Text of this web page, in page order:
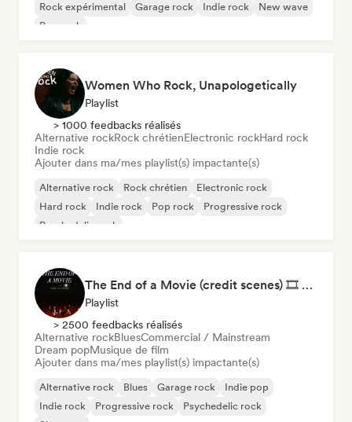
Rock expérimental
Garage rock Indie rock
New wave
Pop rock
Women Who Rock, Unapologetically
Playlist
> 1000 feedbacks réalisés
Alternative rockRock chrétienElectronic rockHard rock
Indie rock
Ajouter dans ma/mes playlist(s) impactante(s)
Alternative rock Rock chrétien
Electronic rock
Hard rock
Indie rock Pop rock
Progressive rock
Psychedelic rock
The End of a Movie (credit scenes) 🎞️ Cinematic Dream Pop & Bedroom Indie
Playlist
> 2500 feedbacks réalisés
Alternative rockBluesCommercial / Mainstream
Dream popMusique de film
Ajouter dans ma/mes playlist(s) impactante(s)
Alternative rock Blues Garage rock
Indie pop
Indie rock
Progressive rock
Psychedelic rock